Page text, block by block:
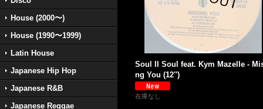
House (2000〜)
House (1990〜1999)
Latin House
Japanese Hip Hop
Japanese R&B
Japanese Reggae
Soul II Soul feat. Kym Mazelle -
ng You (12'')
在庫なし